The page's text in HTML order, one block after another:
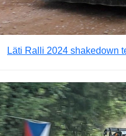
Läti Ralli 2024 shakedown